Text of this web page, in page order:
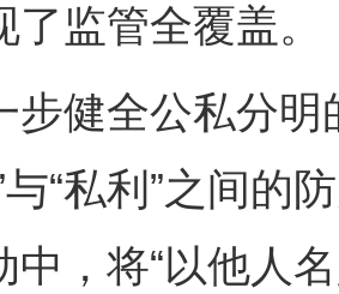
监管全覆盖。
全公私分明
与“私利”之间的
中，将“以他人